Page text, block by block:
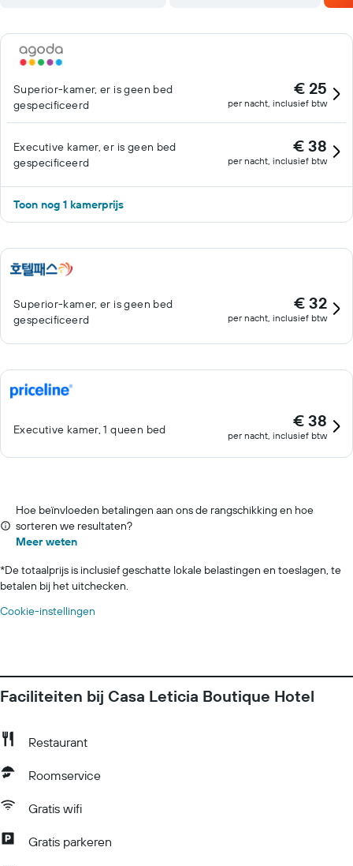
Superior-kamer, er is geen bed
gespecificeerd
€ 25
per nacht, inclusief btw
Executive kamer, er is geen bed
gespecificeerd
€ 38
per nacht, inclusief btw
Toon nog 1 kamerprijs
Superior-kamer, er is geen bed
gespecificeerd
€ 32
per nacht, inclusief btw
Executive kamer, 1 queen bed € 38
per nacht, inclusief btw
Hoe beïnvloeden betalingen aan ons de rangschikking en hoe
sorteren we resultaten?
Meer weten
*De totaalprijs is inclusief geschatte lokale belastingen en toeslagen, te
betalen bij het uitchecken.
Cookie-instellingen
Faciliteiten bij Casa Leticia Boutique Hotel
Restaurant
Roomservice
Gratis wifi
Gratis parkeren